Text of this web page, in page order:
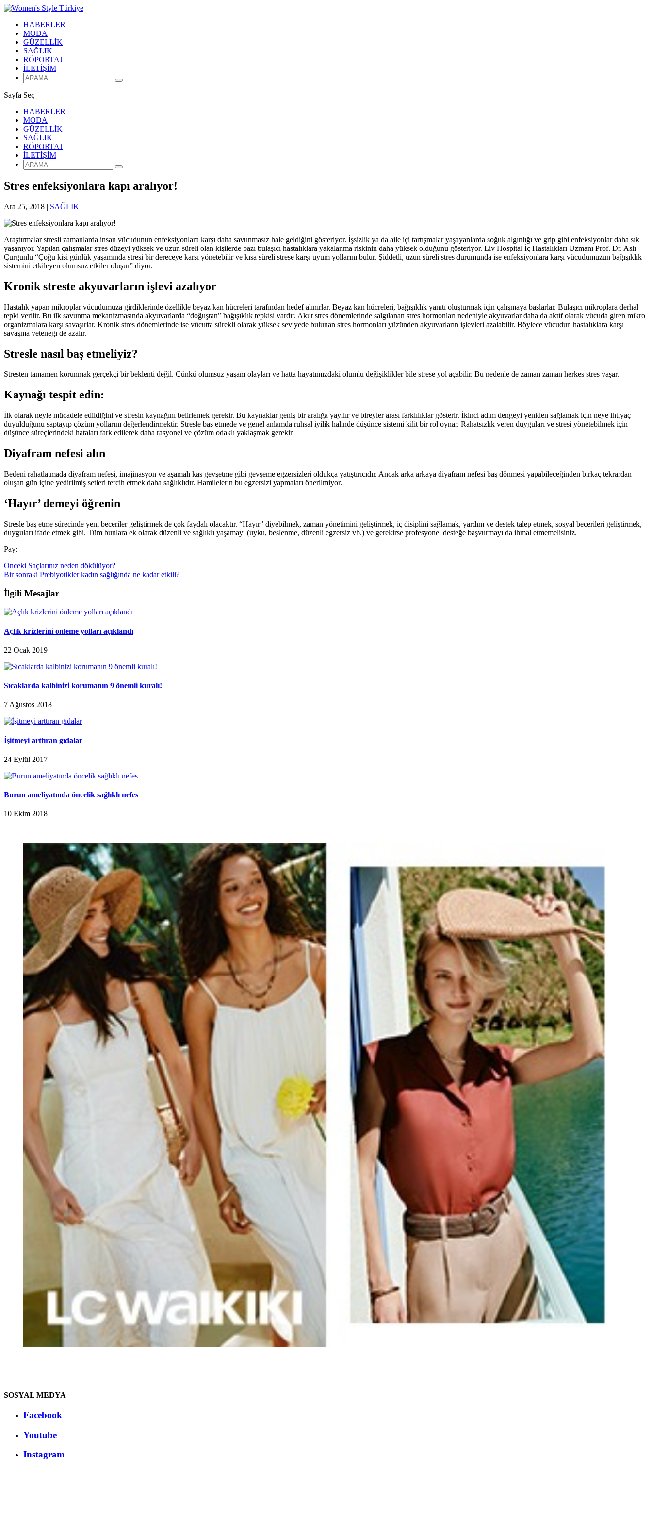
HABERLER
MODA
GÜZELLİK
SAĞLIK
RÖPORTAJ
İLETİŞİM
Sayfa Seç
HABERLER
MODA
GÜZELLİK
SAĞLIK
RÖPORTAJ
İLETİŞİM
Stres enfeksiyonlara kapı aralıyor!
Ara 25, 2018 | SAĞLIK
Araştırmalar stresli zamanlarda insan vücudunun enfeksiyonlara karşı daha savunmasız hale geldiğini gösteriyor. İşsizlik ya da aile içi tartışmalar yaşayanlarda soğuk algınlığı ve grip gibi enfeksiyonlar daha sık
yaşanıyor. Yapılan çalışmalar stres düzeyi yüksek ve uzun süreli olan kişilerde bazı bulaşıcı hastalıklara yakalanma riskinin daha yüksek olduğunu gösteriyor. Liv Hospital İç Hastalıkları Uzmanı Prof. Dr. Aslı
Çurgunlu “Çoğu kişi günlük yaşamında stresi bir dereceye karşı yönetebilir ve kısa süreli strese karşı uyum yollarını bulur. Şiddetli, uzun süreli stres durumunda ise enfeksiyonlara karşı vücudumuzun bağışıklık
sistemini etkileyen olumsuz etkiler oluşur” diyor.
Kronik streste akyuvarların işlevi azalıyor
Hastalık yapan mikroplar vücudumuza girdiklerinde özellikle beyaz kan hücreleri tarafından hedef alınırlar. Beyaz kan hücreleri, bağışıklık yanıtı oluşturmak için çalışmaya başlarlar. Bulaşıcı mikroplara derhal
tepki verilir. Bu ilk savunma mekanizmasında akyuvarlarda “doğuştan” bağışıklık tepkisi vardır. Akut stres dönemlerinde salgılanan stres hormonları nedeniyle akyuvarlar daha da aktif olarak vücuda giren mikro
organizmalara karşı savaşırlar. Kronik stres dönemlerinde ise vücutta sürekli olarak yüksek seviyede bulunan stres hormonları yüzünden akyuvarların işlevleri azalabilir. Böylece vücudun hastalıklara karşı
savaşma yeteneği de azalır.
Stresle nasıl baş etmeliyiz?
Stresten tamamen korunmak gerçekçi bir beklenti değil. Çünkü olumsuz yaşam olayları ve hatta hayatımızdaki olumlu değişiklikler bile strese yol açabilir. Bu nedenle de zaman zaman herkes stres yaşar.
Kaynağı tespit edin:
İlk olarak neyle mücadele edildiğini ve stresin kaynağını belirlemek gerekir. Bu kaynaklar geniş bir aralığa yayılır ve bireyler arası farklılıklar gösterir. İkinci adım dengeyi yeniden sağlamak için neye ihtiyaç
duyulduğunu saptayıp çözüm yollarını değerlendirmektir. Stresle baş etmede ve genel anlamda ruhsal iyilik halinde düşünce sistemi kilit bir rol oynar. Rahatsızlık veren duyguları ve stresi yönetebilmek için
düşünce süreçlerindeki hataları fark edilerek daha rasyonel ve çözüm odaklı yaklaşmak gerekir.
Diyafram nefesi alın
Bedeni rahatlatmada diyafram nefesi, imajinasyon ve aşamalı kas gevşetme gibi gevşeme egzersizleri oldukça yatıştırıcıdır. Ancak arka arkaya diyafram nefesi baş dönmesi yapabileceğinden birkaç tekrardan
oluşan gün içine yedirilmiş setleri tercih etmek daha sağlıklıdır. Hamilelerin bu egzersizi yapmaları önerilmiyor.
‘Hayır’ demeyi öğrenin
Stresle baş etme sürecinde yeni beceriler geliştirmek de çok faydalı olacaktır. “Hayır” diyebilmek, zaman yönetimini geliştirmek, iç disiplini sağlamak, yardım ve destek talep etmek, sosyal becerileri geliştirmek,
duyguları ifade etmek gibi. Tüm bunlara ek olarak düzenli ve sağlıklı yaşamayı (uyku, beslenme, düzenli egzersiz vb.) ve gerekirse profesyonel desteğe başvurmayı da ihmal etmemelisiniz.
Pay:
Önceki Saçlarınız neden dökülüyor?
Bir sonraki Prebiyotikler kadın sağlığında ne kadar etkili?
İlgili Mesajlar
Açlık krizlerini önleme yolları açıklandı
22 Ocak 2019
Sıcaklarda kalbinizi korumanın 9 önemli kuralı!
7 Ağustos 2018
İşitmeyi arttıran gıdalar
24 Eylül 2017
Burun ameliyatında öncelik sağlıklı nefes
10 Ekim 2018
SOSYAL MEDYA
Facebook
Youtube
Instagram